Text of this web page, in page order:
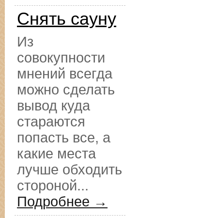
Снять сауну
Из
совокупности
мнений всегда
можно сделать
вывод куда
стараются
попасть все, а
какие места
лучше обходить
стороной...
Подробнее →